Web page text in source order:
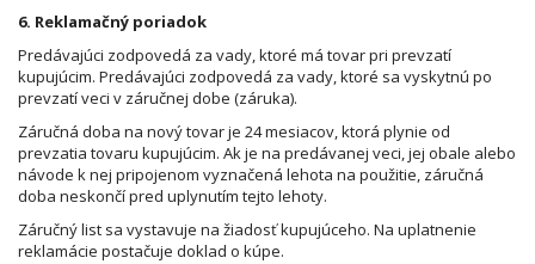
6. Reklamačný poriadok
Predávajúci zodpovedá za vady, ktoré má tovar pri prevzatí
kupujúcim. Predávajúci zodpovedá za vady, ktoré sa vyskytnú po
prevzatí veci v záručnej dobe (záruka).
Záručná doba na nový tovar je 24 mesiacov, ktorá plynie od
prevzatia tovaru kupujúcim. Ak je na predávanej veci, jej obale alebo
návode k nej pripojenom vyznačená lehota na použitie, záručná
doba neskončí pred uplynutím tejto lehoty.
Záručný list sa vystavuje na žiadosť kupujúceho. Na uplatnenie
reklamácie postačuje doklad o kúpe.